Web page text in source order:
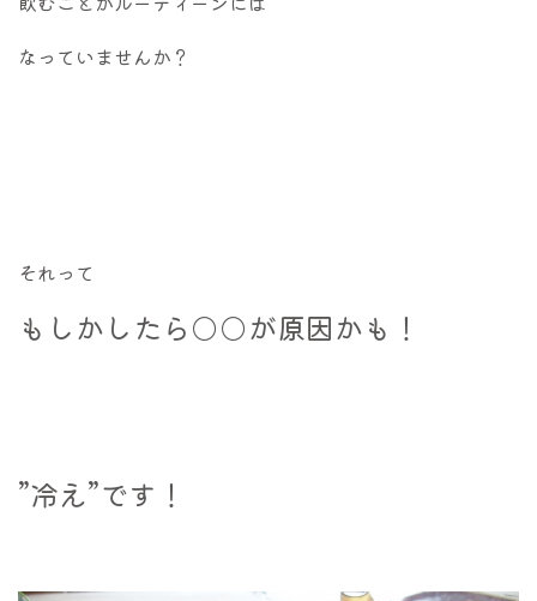
なっていませんか？
それって
もしかしたら○○が原因かも！
”冷え”です！